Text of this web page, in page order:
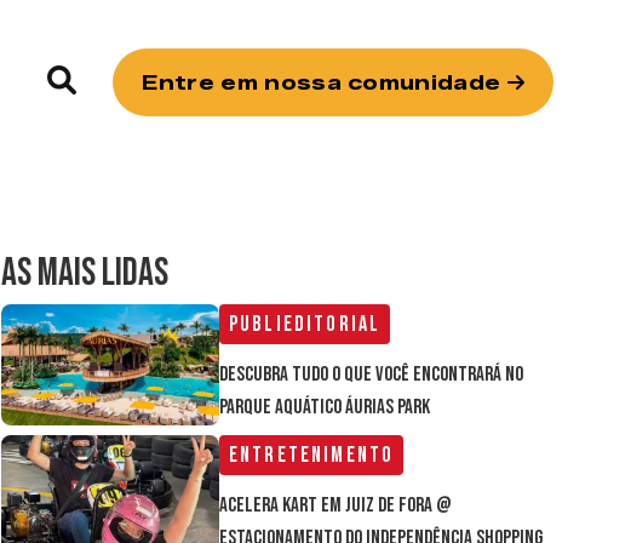
Entre em nossa comunidade
AS MAIS LIDAS
Publieditorial
Descubra tudo o que você encontrará no
parque aquático Áurias Park
Entretenimento
Acelera Kart em Juiz de Fora @
estacionamento do Independência Shopping